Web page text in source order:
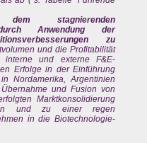
stagnierenden
durch Anwendung der
zu
und die Profitabilität
interne und externe F&E-
Erfolge in der Einführung
Nordamerika, Argentinien
und Fusion von
Marktkonsolidierung
und zu einer regen
in die Biotechnologie-